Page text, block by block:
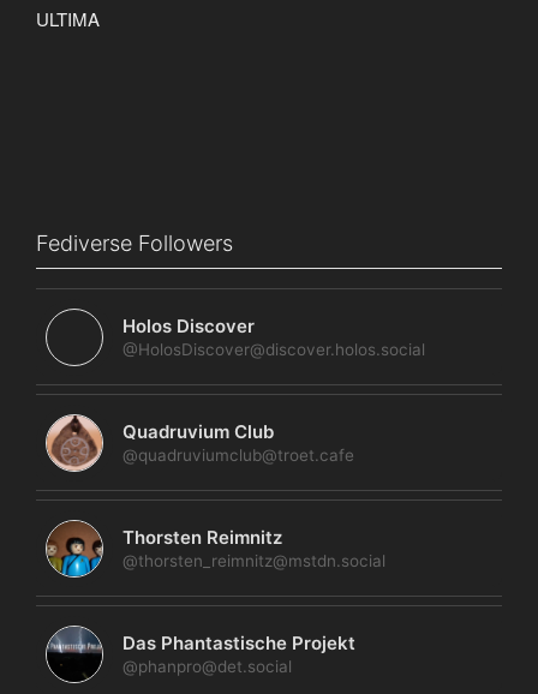
Fediverse Followers
Holos Discover
@HolosDiscover@discover.holos.social
Quadruvium Club
@quadruviumclub@troet.cafe
Thorsten Reimnitz
@thorsten_reimnitz@mstdn.social
Das Phantastische Projekt
@phanpro@det.social